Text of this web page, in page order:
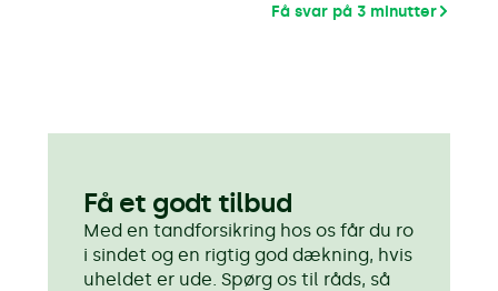
Få svar på 3 minutter
Få et godt tilbud
Med en tandforsikring hos os får du ro
i sindet og en rigtig god dækning, hvis
uheldet er ude. Spørg os til råds, så